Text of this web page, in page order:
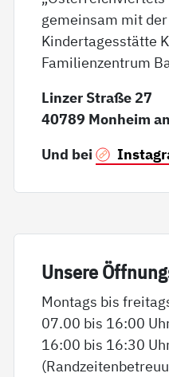
gemeinsam mit der
Kindertagesstätte
Familienzentrum
Linzer Straße 27
40789 Monheim
Und bei
Un­se­re
Montags bis
07.00 bis 16:00
16:00 bis 16:30